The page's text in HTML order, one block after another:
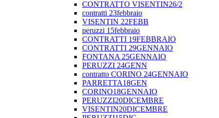
CONTRATTO VISENTIN26/2
contratti 23febbraio
VISENTIN 22FEBB
peruzzi 15febbraio
CONTRATTI 19FEBBRAIO
CONTRATTI 29GENNAIO
FONTANA 25GENNAIO
PERUZZI 24GENN
contratto CORINO 24GENNAIO
PARRETTA18GEN
CORINO18GENNAIO
PERUZZI20DICEMBRE
VISENTIN20DICEMBRE